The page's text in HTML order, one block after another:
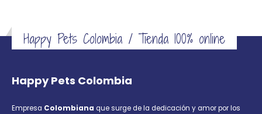
Happy Pets Colombia / Tienda 100% online
Happy Pets Colombia
Empresa Colombiana que surge de la dedicación y amor por los